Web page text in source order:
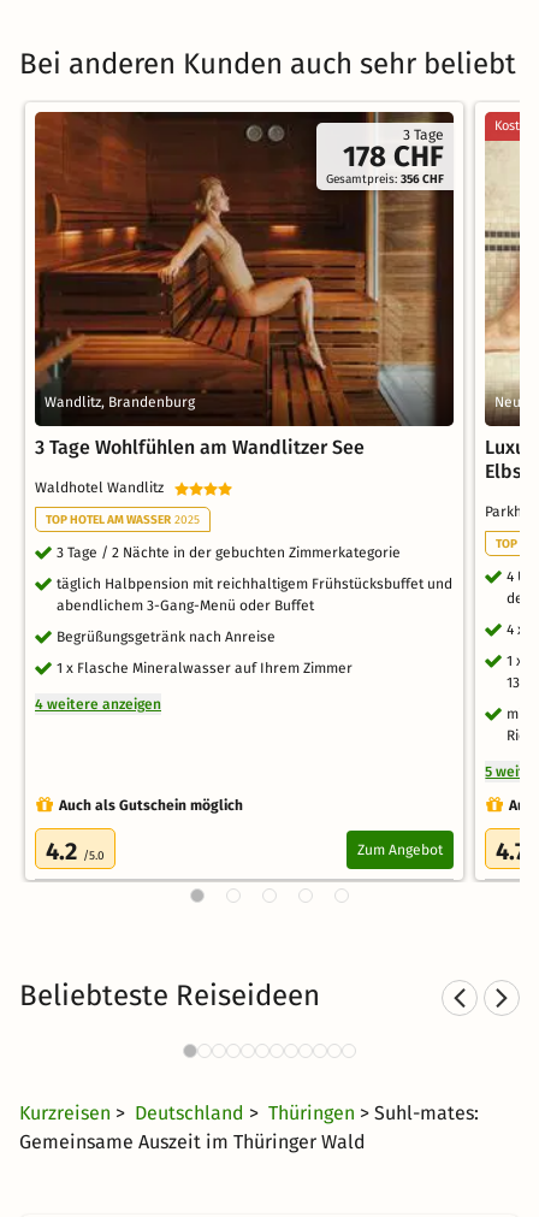
Bei anderen Kunden auch sehr beliebt
3 Tage
178 CHF
Gesamtpreis:356 CHF
Wandlitz, Brandenburg
3 Tage Wohlfühlen am Wandlitzer See
Waldhotel Wandlitz
TOP HOTEL AM WASSER 2025
3 Tage / 2 Nächte in der gebuchten Zimmerkategorie
täglich Halbpension mit reichhaltigem Frühstücksbuffet und
abendlichem 3-Gang-Menü oder Buffet
Begrüßungsgetränk nach Anreise
1 x Flasche Mineralwasser auf Ihrem Zimmer
4 weitere anzeigen
Auch als Gutschein möglich
4.2 /5.0 Zum Angebot
TOP
4
des
4 x
1 x
mit
5
4.7
Beliebteste Reiseideen
Romantische Hotels in
Kurzreisen > Deutschland > Thüringen > Suhl-mates:
Gemeinsame Auszeit im Thüringer Wald